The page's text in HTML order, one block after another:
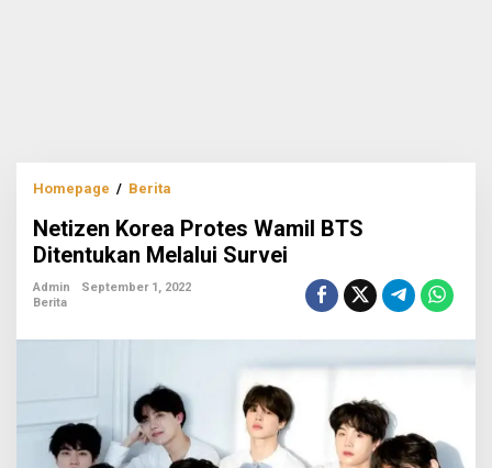
Homepage / Berita
Protes
Wamil
BTS
Ditentukan
Netizen Korea Protes Wamil BTS
Ditentukan Melalui Survei
Admin
September 1, 2022
Berita